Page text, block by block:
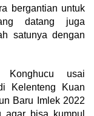
bergantian untuk
datang juga
satunya dengan
Konghucu usai
Kelenteng Kuan
Baru Imlek 2022